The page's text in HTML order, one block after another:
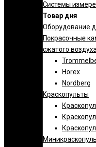
Системы
Товар дня
Оборудование
Покрасочные
сжатого воздуха
Horex
Nordberg
Краскопульты